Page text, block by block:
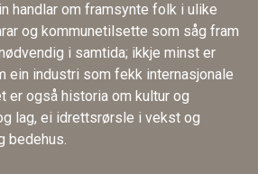
handlar om framsynte folk i ulike
og kommunetilsette som såg fram
i samtida; ikkje minst er
ein industri som fekk internasjonale
er også historia om kultur og
lag, ei idrettsrørsle i vekst og
bedehus.